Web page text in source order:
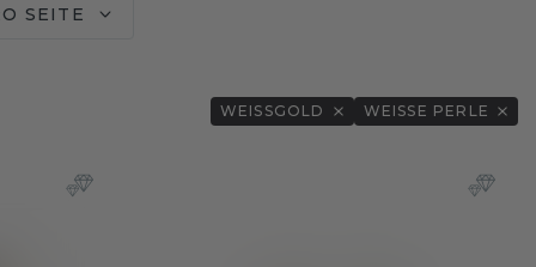
SEITE
WEISSGOLD WEISSE PERLE